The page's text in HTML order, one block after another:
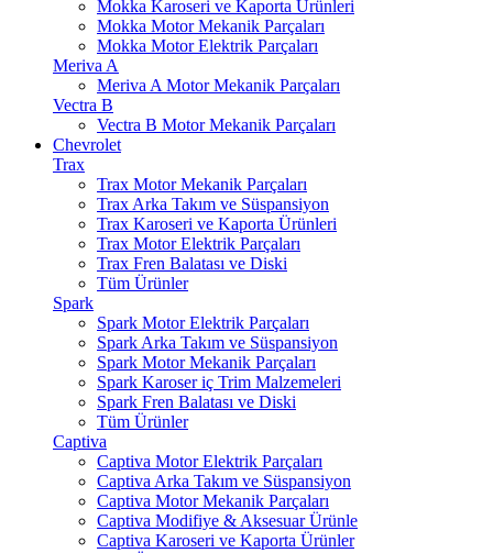
Mokka Karoseri ve Kaporta Ürünleri
Mokka Motor Mekanik Parçaları
Mokka Motor Elektrik Parçaları
Meriva A
Meriva A Motor Mekanik Parçaları
Vectra B
Vectra B Motor Mekanik Parçaları
Chevrolet
Trax
Trax Motor Mekanik Parçaları
Trax Arka Takım ve Süspansiyon
Trax Karoseri ve Kaporta Ürünleri
Trax Motor Elektrik Parçaları
Trax Fren Balatası ve Diski
Tüm Ürünler
Spark
Spark Motor Elektrik Parçaları
Spark Arka Takım ve Süspansiyon
Spark Motor Mekanik Parçaları
Spark Karoser iç Trim Malzemeleri
Spark Fren Balatası ve Diski
Tüm Ürünler
Captiva
Captiva Motor Elektrik Parçaları
Captiva Arka Takım ve Süspansiyon
Captiva Motor Mekanik Parçaları
Captiva Modifiye & Aksesuar Ürünle
Captiva Karoseri ve Kaporta Ürünler